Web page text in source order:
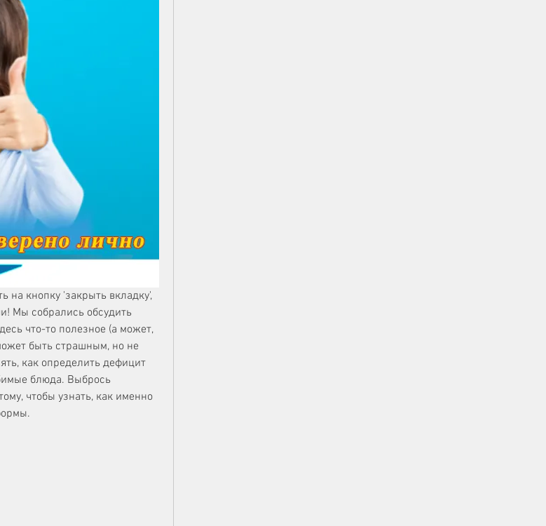
на кнопку 'закрыть вкладку',
Мы собрались обсудить
что-то полезное (а может,
быть страшным, но не
как определить дефицит
блюда. Выбрось
чтобы узнать, как именно